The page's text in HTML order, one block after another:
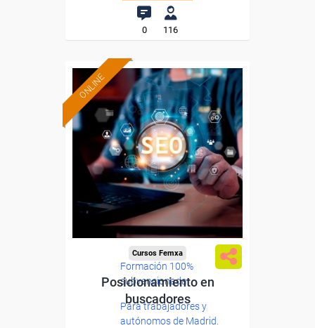
0 116
ONLINE
Formación 100%
subvencionada.
Para trabajadores y
autónomos de Madrid.
Cursos Femxa
Posicionamiento en
buscadores